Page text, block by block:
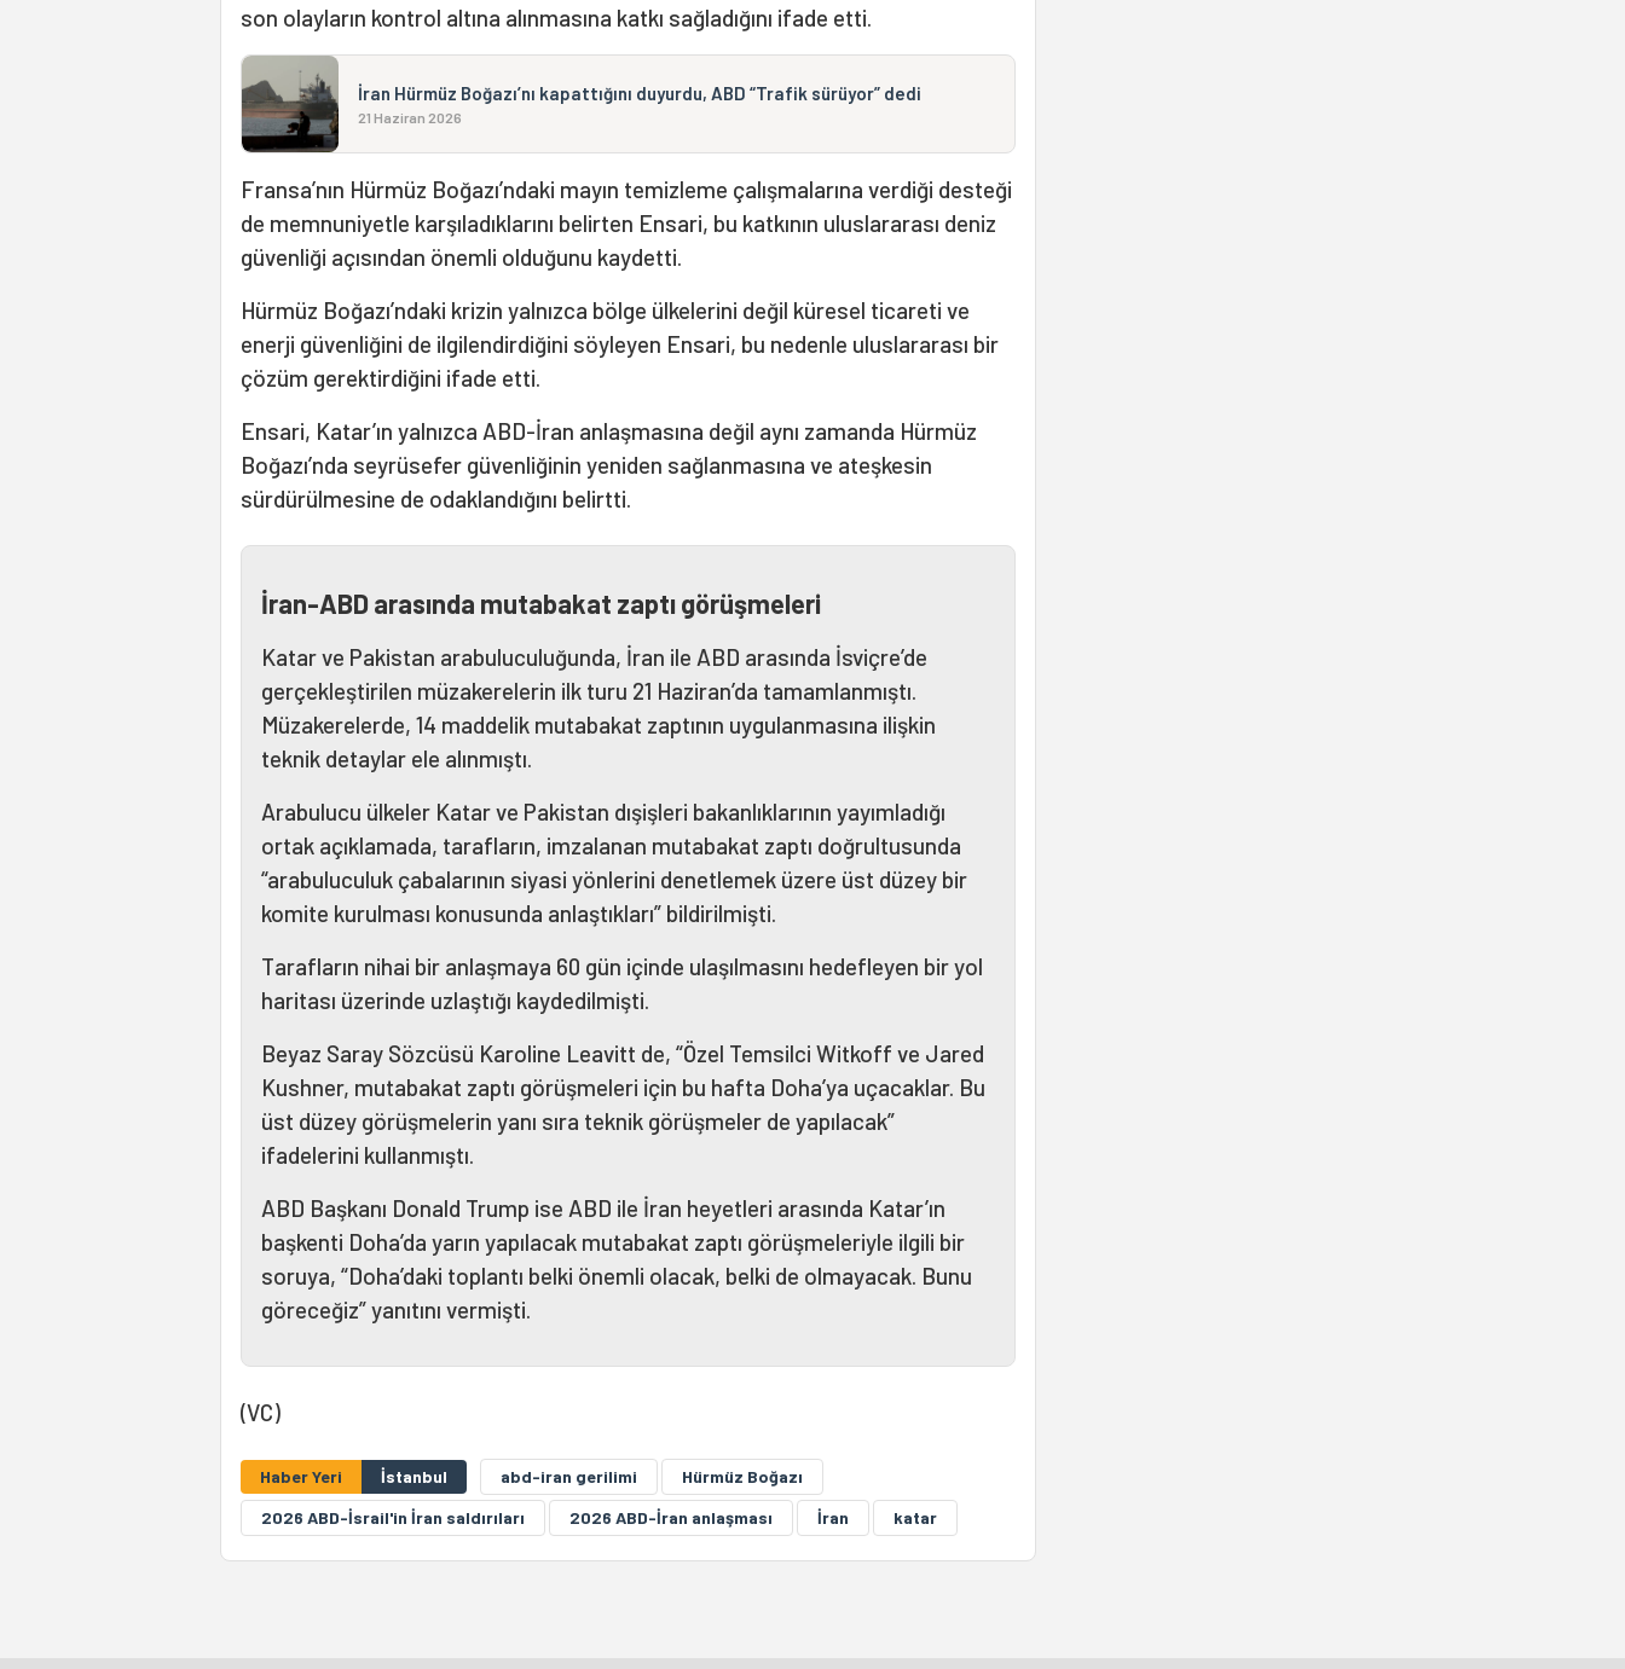
son olayların kontrol altına alınmasına katkı sağladığını ifade etti.
İran Hürmüz Boğazı’nı kapattığını duyurdu, ABD “Trafik sürüyor” dedi
21 Haziran 2026
Fransa’nın Hürmüz Boğazı’ndaki mayın temizleme çalışmalarına verdiği desteği
de memnuniyetle karşıladıklarını belirten Ensari, bu katkının uluslararası deniz
güvenliği açısından önemli olduğunu kaydetti.
Hürmüz Boğazı’ndaki krizin yalnızca bölge ülkelerini değil küresel ticareti ve
enerji güvenliğini de ilgilendirdiğini söyleyen Ensari, bu nedenle uluslararası bir
çözüm gerektirdiğini ifade etti.
Ensari, Katar’ın yalnızca ABD-İran anlaşmasına değil aynı zamanda Hürmüz
Boğazı’nda seyrüsefer güvenliğinin yeniden sağlanmasına ve ateşkesin
sürdürülmesine de odaklandığını belirtti.
İran-ABD arasında mutabakat zaptı görüşmeleri
Katar ve Pakistan arabuluculuğunda, İran ile ABD arasında İsviçre’de
gerçekleştirilen müzakerelerin ilk turu 21 Haziran’da tamamlanmıştı.
Müzakerelerde, 14 maddelik mutabakat zaptının uygulanmasına ilişkin
teknik detaylar ele alınmıştı.
Arabulucu ülkeler Katar ve Pakistan dışişleri bakanlıklarının yayımladığı
ortak açıklamada, tarafların, imzalanan mutabakat zaptı doğrultusunda
“arabuluculuk çabalarının siyasi yönlerini denetlemek üzere üst düzey bir
komite kurulması konusunda anlaştıkları” bildirilmişti.
Tarafların nihai bir anlaşmaya 60 gün içinde ulaşılmasını hedefleyen bir yol
haritası üzerinde uzlaştığı kaydedilmişti.
Beyaz Saray Sözcüsü Karoline Leavitt de, “Özel Temsilci Witkoff ve Jared
Kushner, mutabakat zaptı görüşmeleri için bu hafta Doha’ya uçacaklar. Bu
üst düzey görüşmelerin yanı sıra teknik görüşmeler de yapılacak”
ifadelerini kullanmıştı.
ABD Başkanı Donald Trump ise ABD ile İran heyetleri arasında Katar’ın
başkenti Doha’da yarın yapılacak mutabakat zaptı görüşmeleriyle ilgili bir
soruya, “Doha’daki toplantı belki önemli olacak, belki de olmayacak. Bunu
göreceğiz” yanıtını vermişti.
(VC)
Haber Yeri İstanbul abd-iran gerilimi
Hürmüz Boğazı
2026 ABD-İsrail'in İran saldırıları
2026 ABD-İran anlaşması İran katar